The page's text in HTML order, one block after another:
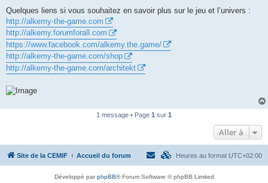
Quelques liens si vous souhaitez en savoir plus sur le jeu et l’univers :
http://alkemy-the-game.com
http://alkemy.forumforall.com
https://www.facebook.com/alkemy.the.game/
http://alkemy-the-game.com/shop
http://alkemy-the-game.com/architekt
1 message • Page 1 sur 1
Aller à
Site de la CEMIF Accueil du forum Heures au format UTC+02:00
Développé parphpBB® Forum Software © phpBB Limited